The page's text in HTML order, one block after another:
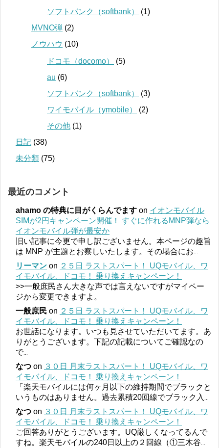
ソフトバンク（softbank）
(1)
MVNO弾 (2)
ノウハウ (10)
ドコモ（docomo）
(5)
au (6)
ソフトバンク（softbank）
(3)
ワイモバイル（ymobile）
(2)
その他 (1)
日記 (38)
未分類 (75)
最近のコメント
ahamo の特典に目がくらんでます on イオンモバイル
SIMが2円キャンペーン開催！ すぐに作れるMNP弾なら
イオンモバイル弾が最安か
旧い記事に今更で申し訳ございません。本ページの趣旨
は MNP が主題とお察しいたします。その場合にお
リーマン on ２５日 ラストスパート！ UQモバイル、ワ
イモバイル、ドコモ！ 乗り換えキャンペーン！
>>一般庶民さん大きな声では言えないですがマイペー
ジから変更できますよ。
一般庶民 on ２５日 ラストスパート！ UQモバイル、ワ
イモバイル、ドコモ！ 乗り換えキャンペーン！
お世話になります。いつも見させていただいてます。あ
りがとうございます。下記の記載についてご確認なの
で...
なつ on ３０日 月末ラストスパート！ UQモバイル、ワ
イモバイル、ドコモ！ 乗り換えキャンペーン！
「楽天モバイルには何ヶ月以下の維持期間でブラックと
いうものはありません。過去累積20回線でブラック入
なつ on ３０日 月末ラストスパート！ UQモバイル、ワ
イモバイル、ドコモ！ 乗り換えキャンペーン！
ご回答ありがとうございます。UQ厳しくなってるんで
すね。楽天モバイルの240日以上の２回線（①三木谷